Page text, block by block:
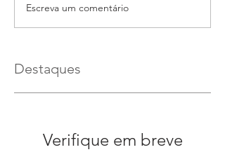
Escreva um comentário
Destaques
Verifique em breve